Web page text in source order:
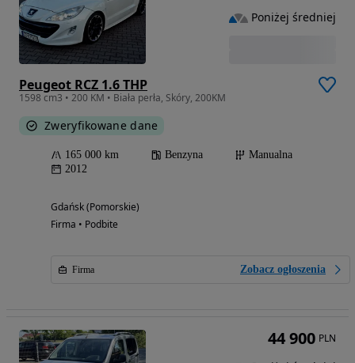
Peugeot RCZ 1.6 THP
1598 cm3 • 200 KM • Biała perła, Skóry, 200KM
Zweryfikowane dane
165 000 km Benzyna
Manualna
2012
Gdańsk (Pomorskie)
Firma • Podbite
Firma Zobacz ogłoszenia
Poniżej średniej
44 900 PLN